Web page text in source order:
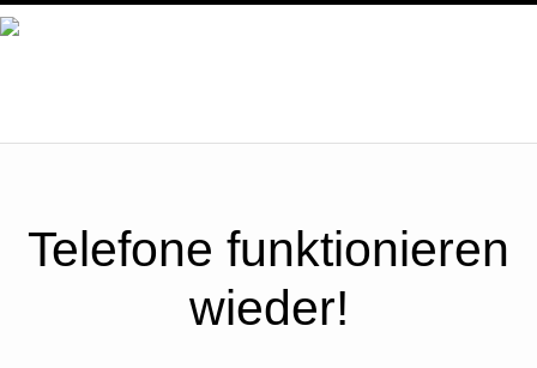
Telefone funktionieren
wieder!